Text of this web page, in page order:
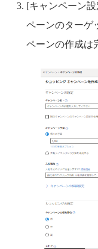
[キャンペーン
ペーンのターゲ
ペーンの作成は